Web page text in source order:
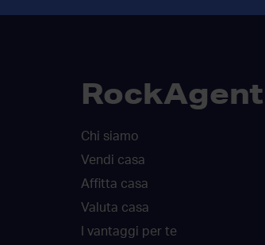
RockAgent
Chi siamo
Vendi casa
Affitta casa
Valuta casa
I vantaggi per te